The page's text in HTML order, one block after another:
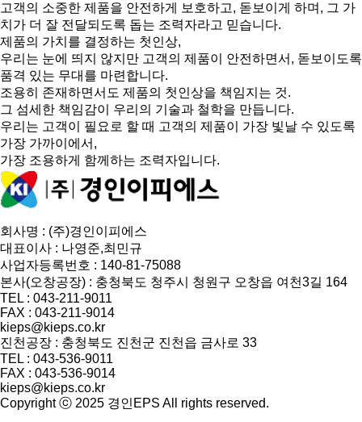
고객의 소중한 제품을 안전하게 보호하고, 돋보이게 하며, 그 가
치가 더 잘 전달되도록 돕는 조력자라고 믿습니다.
제품의 가치를 결정하는 첫인상,
우리는 눈에 띄지 않지만 고객의 제품이 안전하면서, 돋보이도록
품격 있는 무대를 마련합니다.
조용히 존재하면서도 제품의 첫인상을 책임지는 것.
그 섬세한 책임감이 우리의 기술과 철학을 만듭니다.
우리는 고객이 필요로 할 때 고객의 제품이 가장 빛날 수 있도록
가장 가까이에서,
가장 조용하게 함께하는 조력자입니다.
회사명 : (주)경인이피에스
대표이사 : 나영준,최민규
사업자등록번호 : 140-81-75088
본사(오창공장) : 충청북도 청주시 청원구 오창읍 여천3길 164
TEL : 043-211-9011
FAX : 043-211-9014
kieps@kieps.co.kr
진천공장 : 충청북도 진천군 진천읍 금사로 33
TEL : 043-536-9011
FAX : 043-536-9014
kieps@kieps.co.kr
Copyright ⓒ 2025 경인EPS All rights reserved.